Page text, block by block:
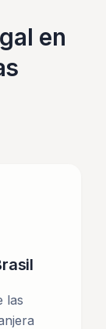
en
las